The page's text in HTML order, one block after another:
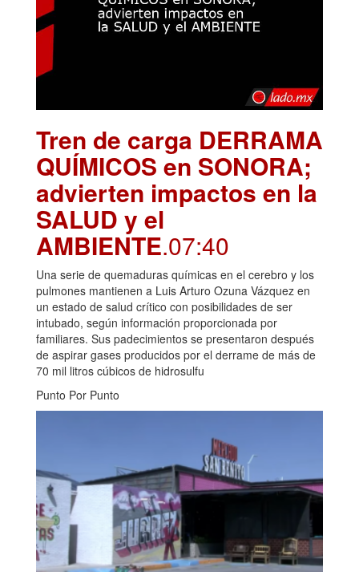
Tren de carga DERRAMA
QUÍMICOS en SONORA;
advierten impactos en la
SALUD y el
AMBIENTE.07:40
Una serie de quemaduras químicas en el cerebro y los
pulmones mantienen a Luis Arturo Ozuna Vázquez en
un estado de salud crítico con posibilidades de ser
intubado, según información proporcionada por
familiares. Sus padecimientos se presentaron después
de aspirar gases producidos por el derrame de más de
70 mil litros cúbicos de hidrosulfu
Punto Por Punto